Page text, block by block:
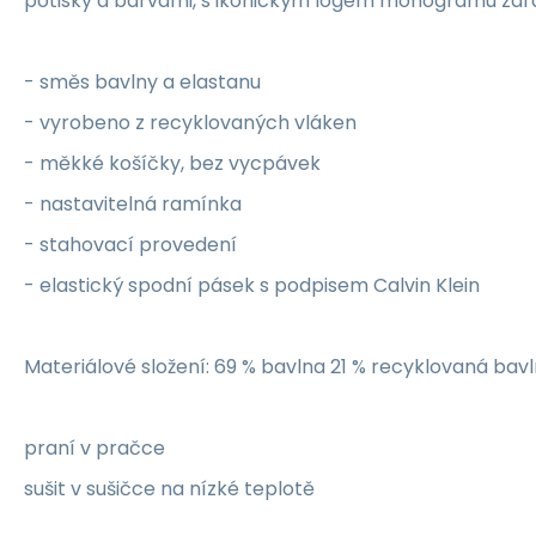
- směs bavlny a elastanu
- vyrobeno z recyklovaných vláken
- měkké košíčky, bez vycpávek
- nastavitelná ramínka
- stahovací provedení
- elastický spodní pásek s podpisem Calvin Klein
Materiálové složení: 69 % bavlna 21 % recyklovaná
praní v pračce
sušit v sušičce na nízké teplotě